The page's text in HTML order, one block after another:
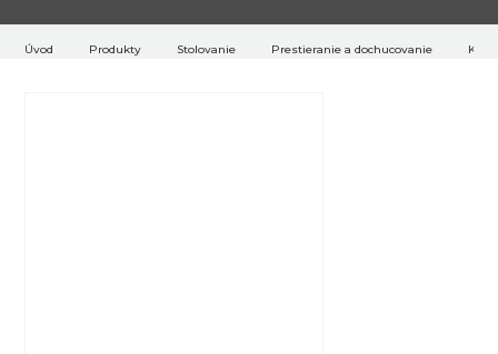
Úvod Produkty Stolovanie Prestieranie a dochucovanie